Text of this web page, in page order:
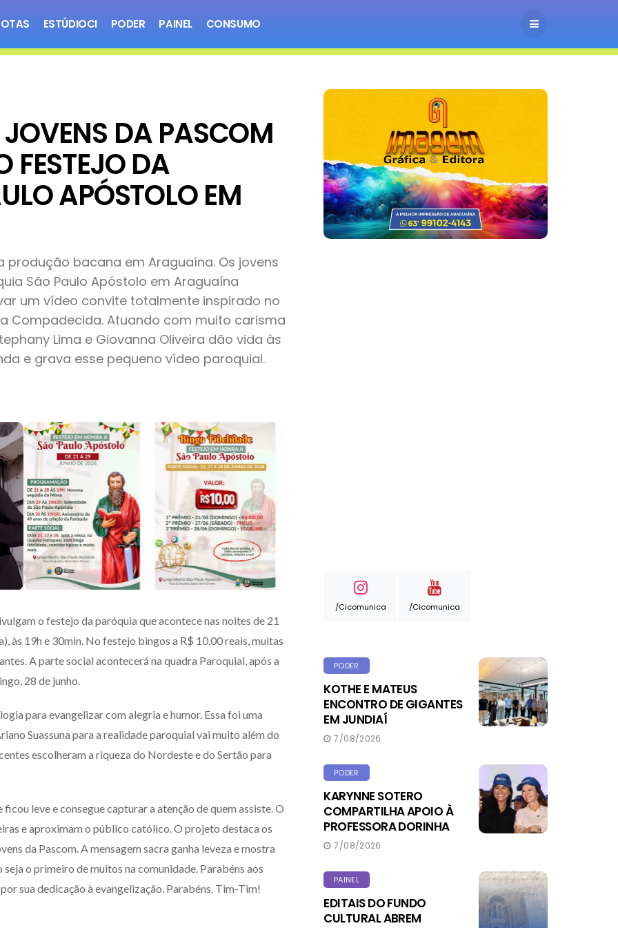
ESTÚDIOCI PODER PAINEL CONSUMO
DA PASCOM
FESTEJO DA
APÓSTOLO EM
bacana em Araguaína. Os jovens
São Paulo Apóstolo em Araguaína
um vídeo convite totalmente inspirado no
Compadecida. Atuando com muito carisma
Lima e Giovanna Oliveira dão vida às
e grava esse pequeno vídeo paroquial.
o festejo da paróquia que acontece nas noites de 21
às 19h e 30min. No festejo bingos a R$ 10,00 reais, muitas
A parte social acontecerá na quadra Paroquial, após a
28 de junho.
para evangelizar com alegria e humor. Essa foi uma
Suassuna para a realidade paroquial vai muito além do
escolheram a riqueza do Nordeste e do Sertão para
leve e consegue capturar a atenção de quem assiste. O
e aproximam o público católico. O projeto destaca os
da Pascom. A mensagem sacra ganha leveza e mostra
o primeiro de muitos na comunidade. Parabéns aos
sua dedicação à evangelização. Parabéns. Tim-Tim!
/cicomunica /cicomunica
PODER
KOTHE E MATEUS
ENCONTRO DE GIGANTES
EM JUNDIAÍ
7/08/2026
PODER
KARYNNE SOTERO
COMPARTILHA APOIO À
PROFESSORA DORINHA
7/08/2026
PAINEL
EDITAIS DO FUNDO
CULTURAL ABREM